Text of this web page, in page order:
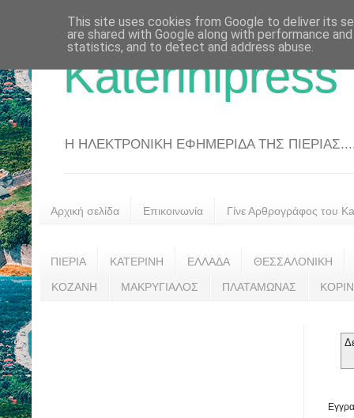
Katerinipress
Η ΗΛΕΚΤΡΟΝΙΚΗ ΕΦΗΜΕΡΙΔΑ ΤΗΣ
Αρχική σελίδα Επικοινωνία Γίνε Αρθρογράφος του
ΠΙΕΡΙΑ ΚΑΤΕΡΙΝΗ ΕΛΛΑΔΑ ΘΕΣΣΑΛΟΝΙΚΗ
ΚΟΖΑΝΗ ΜΑΚΡΥΓΙΑΛΟΣ ΠΛΑΤΑΜΩΝΑΣ
This site uses cookies from Google to deliver its
are shared with Google along with performance
statistics, and to detect and address abuse.